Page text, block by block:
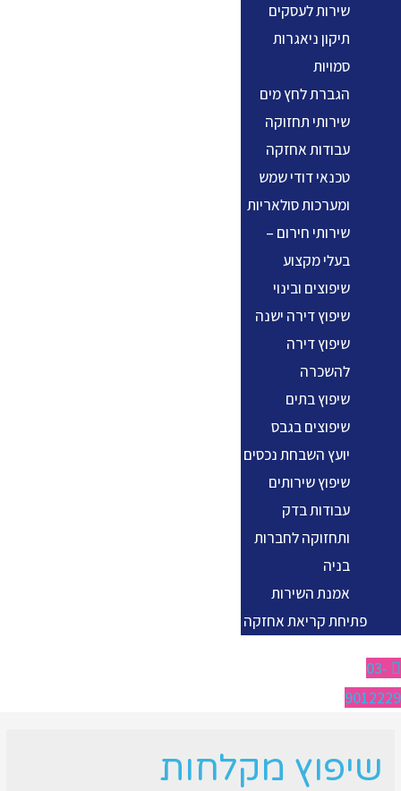
שירות לעסקים
תיקון ניאגרות
סמויות
הגברת לחץ מים
שירותי תחזוקה
עבודות אחזקה
טכנאי דודי שמש
ומערכות סולאריות
שירותי חירום –
בעלי מקצוע
שיפוצים ובינוי
שיפוץ דירה ישנה
שיפוץ דירה
להשכרה
שיפוץ בתים
שיפוצים בגבס
יועץ השבחת נכסים
שיפוץ שירותים
עבודות בדק
ותחזוקה לחברות
בניה
אמנת השירות
פתיחת קריאת אחזקה
03-
9012229
שיפוץ מקלחות